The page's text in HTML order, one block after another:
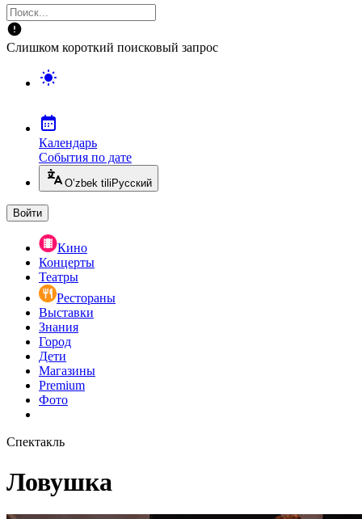
Слишком короткий поисковый запрос
Календарь
События по дате
O’zbek tili Русский
Войти
Кино
Концерты
Театры
Рестораны
Выставки
Знания
Город
Дети
Магазины
Premium
Фото
Спектакль
Ловушка